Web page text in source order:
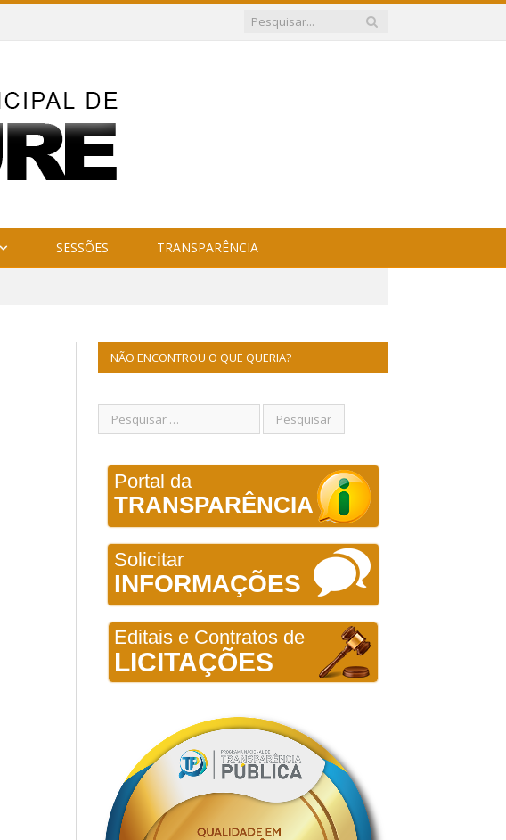
SESSÕES TRANSPARÊNCIA
NÃO ENCONTROU O QUE QUERIA?
Portal da
TRANSPARÊNCIA
Solicitar
INFORMAÇÕES
Editais e Contratos de
LICITAÇÕES